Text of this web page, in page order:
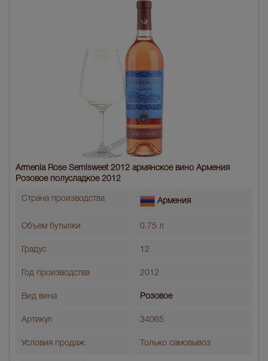
Armenia Rose Semisweet 2012 армянское вино Армения
Розовое полусладкое 2012
Страна производства Армения
Объем бутылки 0.75 л
Градус 12
Год производства 2012
Вид вина Розовое
Артикул 34065
Условия продаж: Только самовывоз